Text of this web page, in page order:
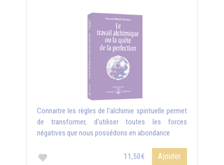
Connaitre les règles de l'alchimie spirituelle permet
de transformer, d'utiliser toutes les forces
négatives que nous possédons en abondance
11,50€ Ajouter